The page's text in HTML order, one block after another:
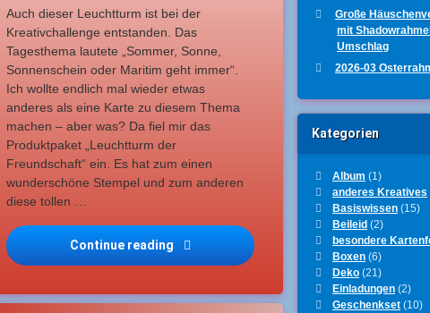
Basteln für jede Gelegenheit
Auch dieser Leuchtturm ist bei der
Kreativchallenge entstanden. Das
Tagesthema lautete „Sommer, Sonne,
Sonnenschein oder Maritim geht immer“.
Ich wollte endlich mal wieder etwas
anderes als eine Karte zu diesem Thema
machen – aber was? Da fiel mir das
Produktpaket „Leuchtturm der
Freundschaft“ ein. Es hat zum einen
wunderschöne Stempel und zum anderen
diese tollen …
Continue reading Kreativchallenge 2022-2 Maritim geht
Große
mit
Umschlag
2026-03
Kategorien
Album (1)
anderes Kreatives
Basiswissen(15)
Beileid(2)
besondere
Boxen(6)
Deko(21)
Einladungen(2)
Geschenkset(10)